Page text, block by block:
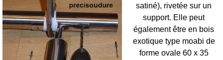
satiné), rivetée sur un
support. Elle peut
également être en bois
exotique type moabi de
forme ovale 60 x 35